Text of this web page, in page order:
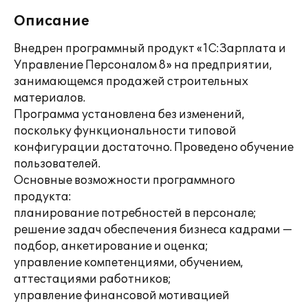
Описание
Внедрен программный продукт «1С:Зарплата и
Управление Персоналом 8» на предприятии,
занимающемся продажей строительных
материалов.
Программа установлена без изменений,
поскольку функциональности типовой
конфигурации достаточно. Проведено обучение
пользователей.
Основные возможности программного
продукта:
планирование потребностей в персонале;
решение задач обеспечения бизнеса кадрами —
подбор, анкетирование и оценка;
управление компетенциями, обучением,
аттестациями работников;
управление финансовой мотивацией